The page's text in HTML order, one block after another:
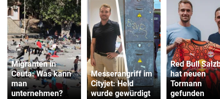
Migranten in
Ceuta: Was kann
man
unternehmen?
Messerangriff im
Cityjet: Held
wurde gewürdigt
Red Bull
hat neuen
Tormann
gefunden